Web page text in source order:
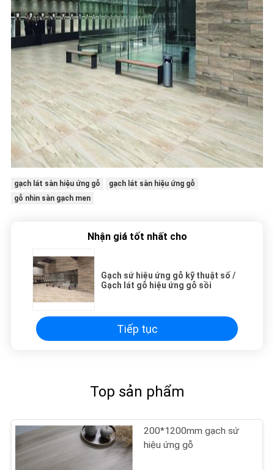
gạch lát sàn hiệu ứng gỗ
gạch lát sàn hiệu ứng gỗ
gỗ nhìn sàn gạch men
Nhận giá tốt nhất cho
Gạch sứ hiệu ứng gỗ kỹ thuật số /
Gạch lát gỗ hiệu ứng gỗ sồi
Tiếp tục
Top sản phẩm
200*1200mm gạch sứ
hiệu ứng gỗ